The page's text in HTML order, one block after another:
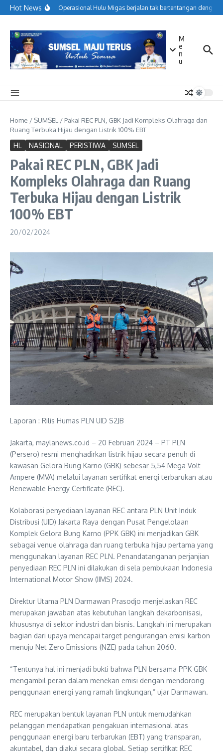
Lewati ke konten
Hot NewsMenjaga Operasional Hulu Migas berjalan tak bertentangan dengan
M
e
n
u
Home / SUMSEL / Pakai REC PLN, GBK Jadi Kompleks Olahraga dan
Ruang Terbuka Hijau dengan Listrik 100% EBT
HL NASIONAL PERISTIWA SUMSEL
Pakai REC PLN, GBK Jadi
Kompleks Olahraga dan Ruang
Terbuka Hijau dengan Listrik
100% EBT
20/02/2024
Laporan : Rilis Humas PLN UID S2JB
Jakarta, maylanews.co.id – 20 Februari 2024 – PT PLN
(Persero) resmi menghadirkan listrik hijau secara penuh di
kawasan Gelora Bung Karno (GBK) sebesar 5,54 Mega Volt
Ampere (MVA) melalui layanan sertifikat energi terbarukan atau
Renewable Energy Certificate (REC).
Kolaborasi penyediaan layanan REC antara PLN Unit Induk
Distribusi (UID) Jakarta Raya dengan Pusat Pengelolaan
Komplek Gelora Bung Karno (PPK GBK) ini menjadikan GBK
sebagai venue olahraga dan ruang terbuka hijau pertama yang
menggunakan layanan REC PLN. Penandatanganan perjanjian
penyediaan REC PLN ini dilakukan di sela pembukaan Indonesia
International Motor Show (IIMS) 2024.
Direktur Utama PLN Darmawan Prasodjo menjelaskan REC
merupakan jawaban atas kebutuhan langkah dekarbonisasi,
khususnya di sektor industri dan bisnis. Langkah ini merupakan
bagian dari upaya mencapai target pengurangan emisi karbon
menuju Net Zero Emissions (NZE) pada tahun 2060.
“Tentunya hal ini menjadi bukti bahwa PLN bersama PPK GBK
mengambil peran dalam menekan emisi dengan mendorong
penggunaan energi yang ramah lingkungan,” ujar Darmawan.
REC merupakan bentuk layanan PLN untuk memudahkan
pelanggan mendapatkan pengakuan internasional atas
penggunaan energi baru terbarukan (EBT) yang transparan,
akuntabel, dan diakui secara global. Setiap sertifikat REC